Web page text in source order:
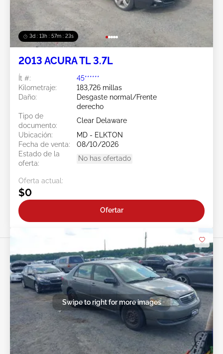
3d : 13h : 57m : 21s
2013 ACURA TL 3.7L
Ít #:
45******
Kilometraje:
183,726 millas
Daño:
Desgaste normal/Frente
derecho
Tipo de
documento:
Clear Delaware
Ubicación:
MD - ELKTON
Fecha de venta:
08/10/2026
Estado de la
oferta:
No has ofertado
Oferta actual:
$0
Ofertar
Swipe to right for more images